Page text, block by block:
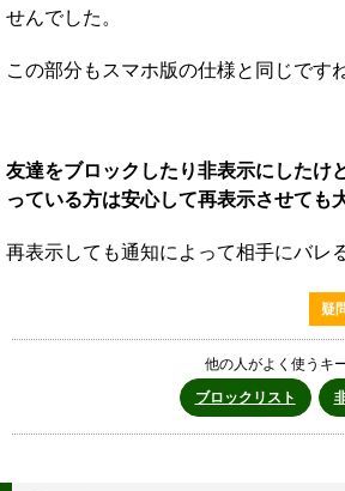
せんでした。
この部分もスマホ版の仕様と同じですね
友達をブロックしたり非表示にしたけ
っている方は安心して再表示させても
再表示しても通知によって相手にバレ
疑
他の人がよく使うキ
ブロックリスト